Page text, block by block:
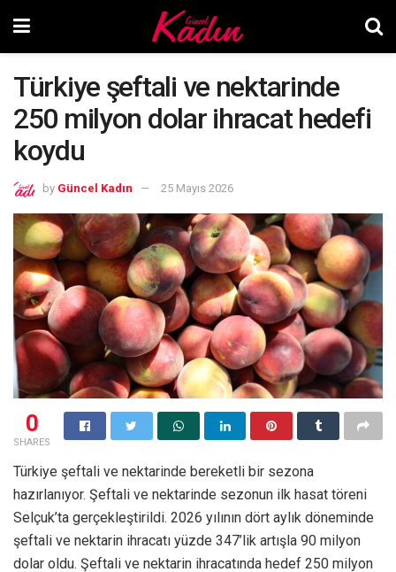
Türkiye şeftali ve nektarinde
250 milyon dolar ihracat hedefi
koydu
by Güncel Kadın 25 Mayıs 2026
0
SHARES
Türkiye şeftali ve nektarinde bereketli bir sezona
hazırlanıyor. Şeftali ve nektarinde sezonun ilk hasat töreni
Selçuk’ta gerçekleştirildi. 2026 yılının dört aylık döneminde
şeftali ve nektarin ihracatı yüzde 347’lik artışla 90 milyon
dolar oldu. Şeftali ve nektarin ihracatında hedef 250 milyon